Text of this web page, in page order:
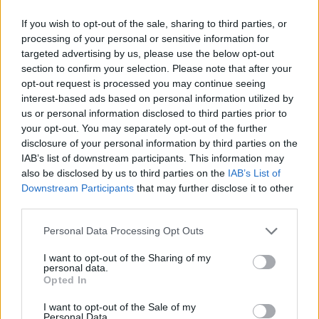
If you wish to opt-out of the sale, sharing to third parties, or
processing of your personal or sensitive information for
targeted advertising by us, please use the below opt-out
section to confirm your selection. Please note that after your
opt-out request is processed you may continue seeing
interest-based ads based on personal information utilized by
us or personal information disclosed to third parties prior to
your opt-out. You may separately opt-out of the further
disclosure of your personal information by third parties on the
IAB’s list of downstream participants. This information may
also be disclosed by us to third parties on the IAB’s List of
Downstream Participants that may further disclose it to other
Personal Data Processing Opt Outs
I want to opt-out of the Sharing of my
personal data.
Opted In
I want to opt-out of the Sale of my
Personal Data.
karmi ich sakramentami, jest gościnnym łonem dla
wszystkich ludów ziemi. Jak przed chwilą słyszeliśmy,
Dzieje Apostolskie dają o tym świadectwo, opisując styl,
który wyróżnia ludzkość odnowioną przez Ducha
Świętego (por. Dz4, 32-37). Również dzisiaj należy przyjąć
i urzeczywistnić ten kanon apostolski, rozważając go jako
autentyczne kryterium reformy kościelnej: reformy, która
– aby być prawdziwą – zaczyna się w sercu, natomiast
żeby stała się skuteczną – winna dotyczyć wszystkich.
W pierwszej kolejności bowiem: „Jeden duch i jedno serce
ożywiały wszystkich, którzy uwierzyli” (w. 32). Ta duchowa
serc bijących razem, ponieważ są zjednoczone z sercem
Chrystusa. Rodzący się Kościół nie opiera się zatem na
umowie społecznej, ale na harmonii w wierze, uczuciach,